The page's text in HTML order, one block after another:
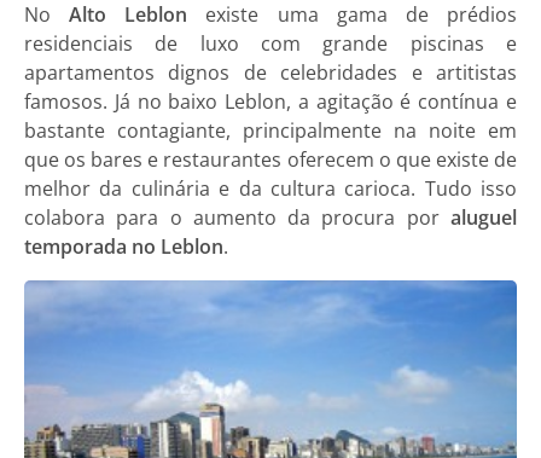
NoAlto Leblon existe uma gama de prédios
residenciais de luxo com grande piscinas e
apartamentos dignos de celebridades e artitistas
famosos. Já no baixo Leblon, a agitação é contínua e
bastante contagiante, principalmente na noite em
que os bares e restaurantes oferecem o que existe de
melhor da culinária e da cultura carioca. Tudo isso
colabora para o aumento da procura por aluguel
temporada no Leblon.